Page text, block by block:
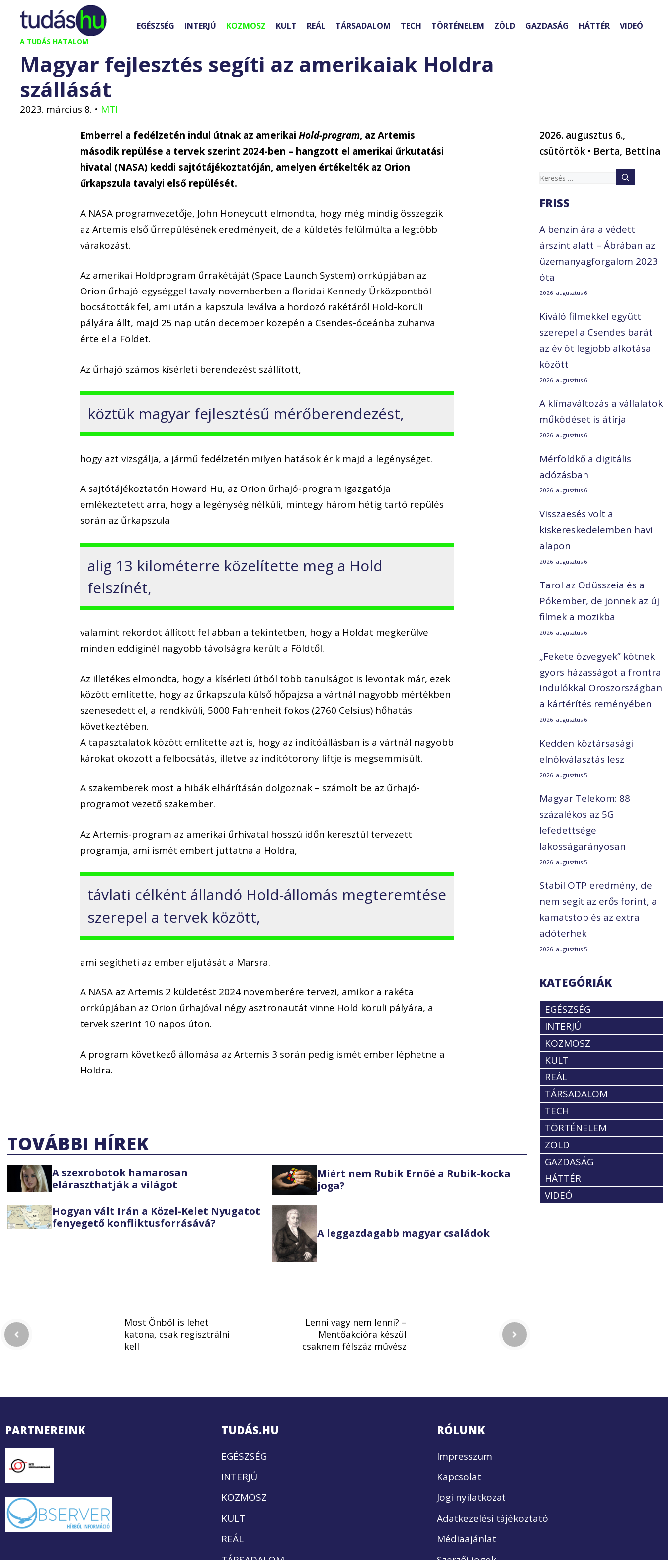
Kilépés
tartalomba
A TUDÁS HATALOM
EGÉSZSÉG INTERJÚ KOZMOSZ KULT REÁL TÁRSADALOM TECH TÖRTÉNELEM ZÖLD GAZDASÁG HÁTTÉR VIDEÓ
Magyar fejlesztés segíti az amerikaiak Holdra
szállását
2023. március 8. • MTI
Emberrel a fedélzetén indul útnak az amerikaiHold-program, az Artemis
második repülése a tervek szerint 2024-ben – hangzott el amerikai űrkutatási
hivatal (NASA) keddi sajtótájékoztatóján, amelyen értékelték az Orion
űrkapszula tavalyi első repülését.
A NASA programvezetője, John Honeycutt elmondta, hogy még mindig összegzik
az Artemis első űrrepülésének eredményeit, de a küldetés felülmúlta a legtöbb
várakozást.
Az amerikai Holdprogram űrrakétáját (Space Launch System) orrkúpjában az
Orion űrhajó-egységgel tavaly novemberben a floridai Kennedy Űrközpontból
bocsátották fel, ami után a kapszula leválva a hordozó rakétáról Hold-körüli
pályára állt, majd 25 nap után december közepén a Csendes-óceánba zuhanva
érte el a Földet.
Az űrhajó számos kísérleti berendezést szállított,
köztük magyar fejlesztésű mérőberendezést,
hogy azt vizsgálja, a jármű fedélzetén milyen hatások érik majd a legénységet.
A sajtótájékoztatón Howard Hu, az Orion űrhajó-program igazgatója
emlékeztetett arra, hogy a legénység nélküli, mintegy három hétig tartó repülés
során az űrkapszula
alig 13 kilométerre közelítette meg a Hold
felszínét,
valamint rekordot állított fel abban a tekintetben, hogy a Holdat megkerülve
minden eddiginél nagyobb távolságra került a Földtől.
Az illetékes elmondta, hogy a kísérleti útból több tanulságot is levontak már, ezek
között említette, hogy az űrkapszula külső hőpajzsa a vártnál nagyobb mértékben
szenesedett el, a rendkívüli, 5000 Fahrenheit fokos (2760 Celsius) hőhatás
következtében.
A tapasztalatok között említette azt is, hogy az indítóállásban is a vártnál nagyobb
károkat okozott a felbocsátás, illetve az indítótorony liftje is megsemmisült.
A szakemberek most a hibák elhárításán dolgoznak – számolt be az űrhajó-
programot vezető szakember.
Az Artemis-program az amerikai űrhivatal hosszú időn keresztül tervezett
programja, ami ismét embert juttatna a Holdra,
távlati célként állandó Hold-állomás megteremtése
szerepel a tervek között,
ami segítheti az ember eljutását a Marsra.
A NASA az Artemis 2 küldetést 2024 novemberére tervezi, amikor a rakéta
orrkúpjában az Orion űrhajóval négy asztronautát vinne Hold körüli pályára, a
tervek szerint 10 napos úton.
A program következő állomása az Artemis 3 során pedig ismét ember léphetne a
Holdra.
TOVÁBBI HÍREK
A szexrobotok hamarosan
eláraszthatják a világot
Miért nem Rubik Ernőé a Rubik-kocka
joga?
Hogyan vált Irán a Közel-Kelet Nyugatot
fenyegető konfliktusforrásává?
A leggazdagabb magyar családok
2026. augusztus 6.,
csütörtök • Berta, Bettina
Keresés:
FRISS
A benzin ára a védett
árszint alatt – Ábrában az
üzemanyagforgalom 2023
óta
2026. augusztus 6.
Kiváló filmekkel együtt
szerepel a Csendes barát
az év öt legjobb alkotása
között
2026. augusztus 6.
A klímaváltozás a vállalatok
működését is átírja
2026. augusztus 6.
Mérföldkő a digitális
adózásban
2026. augusztus 6.
Visszaesés volt a
kiskereskedelemben havi
alapon
2026. augusztus 6.
Tarol az Odüsszeia és a
Pókember, de jönnek az új
filmek a mozikba
2026. augusztus 6.
„Fekete özvegyek” kötnek
gyors házasságot a frontra
indulókkal Oroszországban
a kártérítés reményében
2026. augusztus 6.
Kedden köztársasági
elnökválasztás lesz
2026. augusztus 5.
Magyar Telekom: 88
százalékos az 5G
lefedettsége
lakosságarányosan
2026. augusztus 5.
Stabil OTP eredmény, de
nem segít az erős forint, a
kamatstop és az extra
adóterhek
2026. augusztus 5.
KATEGÓRIÁK
EGÉSZSÉG
INTERJÚ
KOZMOSZ
KULT
REÁL
TÁRSADALOM
TECH
TÖRTÉNELEM
ZÖLD
GAZDASÁG
HÁTTÉR
VIDEÓ
Most Önből is lehet
katona, csak regisztrálni
kell
Lenni vagy nem lenni? –
Mentőakcióra készül
csaknem félszáz művész
PARTNEREINK TUDÁS.HU
EGÉSZSÉG
INTERJÚ
KOZMOSZ
KULT
REÁL
RÓLUNK
Impresszum
Kapcsolat
Jogi nyilatkozat
Adatkezelési tájékoztató
Médiaajánlat